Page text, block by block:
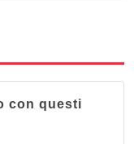
con questi